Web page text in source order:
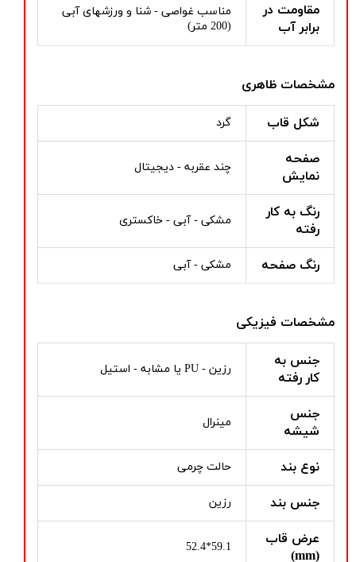
مقاومت در
برابر آب
مناسب غواصی - شنا و ورزشهای آبی
(200 متر)
مشخصات ظاهری
شکل قاب گرد
صفحه
نمایش
چند عقربه - دیجیتال
رنگ به کار
رفته
مشکی - آبی - خاکستری
رنگ صفحه مشکی - آبی
مشخصات فیزیکی
جنس به
کار رفته
رزین - PU یا مشابه - استیل
جنس
شیشه
مینرال
نوع بند حالت چرمی
جنس بند رزین
عرض قاب
(mm)
59.1*52.4